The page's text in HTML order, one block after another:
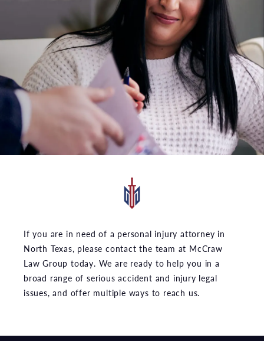
If you are in need of a personal injury attorney in
North Texas, please contact the team at McCraw
Law Group today. We are ready to help you in a
broad range of serious accident and injury legal
issues, and offer multiple ways to reach us.